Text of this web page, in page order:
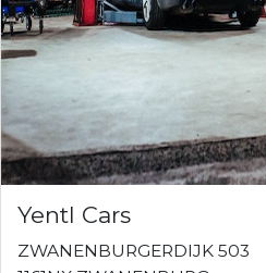
Yentl Cars
ZWANENBURGERDIJK 503